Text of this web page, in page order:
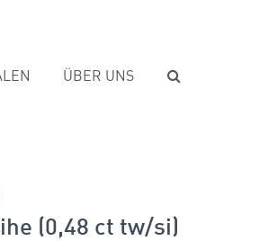
ÜBER UNS
(0,48 ct tw/si)